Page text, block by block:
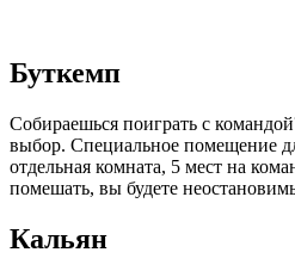
Буткемп
Собираешься поиграть с
выбор. Специальное помещение
отдельная комната, 5 мест на
помешать, вы будете
Кальян